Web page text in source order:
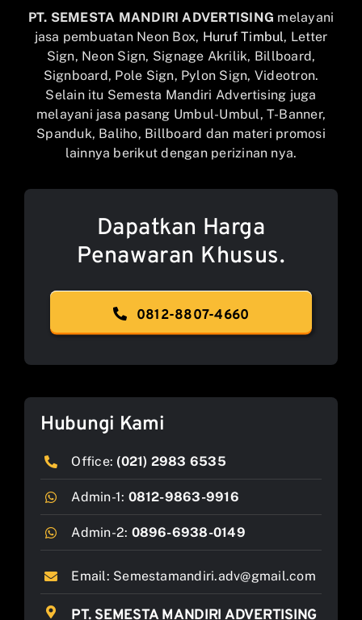
PT. SEMESTA MANDIRI ADVERTISING melayani
jasa pembuatan Neon Box, Huruf Timbul, Letter
Sign, Neon Sign, Signage Akrilik, Billboard,
Signboard, Pole Sign, Pylon Sign, Videotron.
Selain itu Semesta Mandiri Advertising juga
melayani jasa pasang Umbul-Umbul, T-Banner,
Spanduk, Baliho, Billboard dan materi promosi
lainnya berikut dengan perizinan nya.
Dapatkan Harga
Penawaran Khusus.
0812-8807-4660
Hubungi Kami
Office: (021) 2983 6535
Admin-1: 0812-9863-9916
Admin-2: 0896-6938-0149
Email: Semestamandiri.adv@gmail.com
PT. SEMESTA MANDIRI ADVERTISING